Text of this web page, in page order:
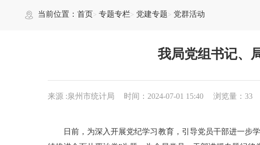
当前位置：首页 专题专栏 党建专题 党群活动
我局党组书记、
来源 :泉州市统计局 时间：2024-07-01 15:40 浏览量： 33
日前，为深入开展党纪学习教育，引导党员干部进一步